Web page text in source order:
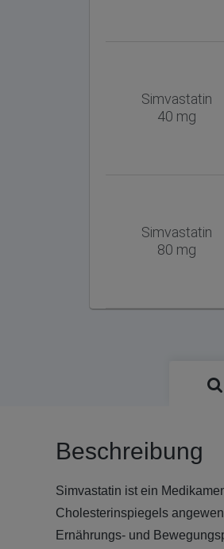
Simvastatin
40 mg
Simvastatin
80 mg
Beschreibung
Simvastatin ist ein
Cholesterinspiegels
Ernährungs- und